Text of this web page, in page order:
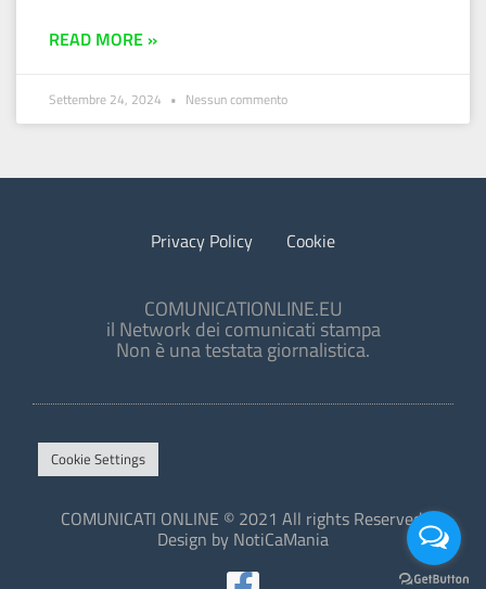
READ MORE »
Settembre 24, 2024 Nessun commento
Privacy Policy Cookie
COMUNICATIONLINE.EU
il Network dei comunicati stampa
Non è una testata giornalistica.
Cookie Settings
COMUNICATI ONLINE © 2021 All rights Reserved.
Design by NotiCaMania